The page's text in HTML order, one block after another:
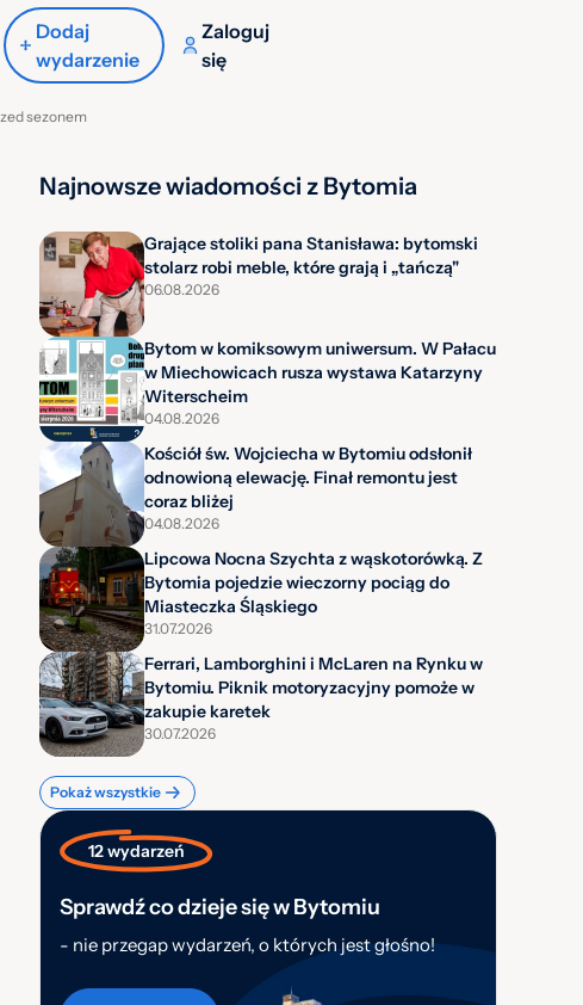
Dodaj
wydarzenie
Zaloguj
się
sezonem
Najnowsze wiadomości z Bytomia
Grające stoliki pana Stanisława: bytomski
stolarz robi meble, które grają i „tańczą"
06.08.2026
Bytom w komiksowym uniwersum. W Pałacu
w Miechowicach rusza wystawa Katarzyny
Witerscheim
04.08.2026
Kościół św. Wojciecha w Bytomiu odsłonił
odnowioną elewację. Finał remontu jest
coraz bliżej
04.08.2026
Lipcowa Nocna Szychta z wąskotorówką. Z
Bytomia pojedzie wieczorny pociąg do
Miasteczka Śląskiego
31.07.2026
Ferrari, Lamborghini i McLaren na Rynku w
Bytomiu. Piknik motoryzacyjny pomoże w
zakupie karetek
30.07.2026
Pokaż wszystkie
12 wydarzeń
Sprawdź co dzieje się w Bytomiu
- nie przegap wydarzeń, o których jest głośno!